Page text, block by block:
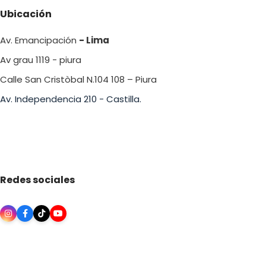
Ubicación
Av. Emancipación - Lima
Av grau 1119 - piura
Calle San Cristòbal N.104 108 – Piura
Av. Independencia 210 - Castilla.
Redes sociales